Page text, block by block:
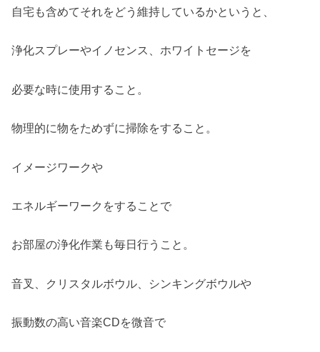
自宅も含めてそれをどう維持しているかというと、
浄化スプレーやイノセンス、ホワイトセージを
必要な時に使用すること。
物理的に物をためずに掃除をすること。
イメージワークや
エネルギーワークをすることで
お部屋の浄化作業も毎日行うこと。
音叉、クリスタルボウル、シンキングボウルや
振動数の高い音楽CDを微音で